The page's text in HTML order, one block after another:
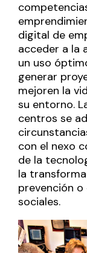
digital de
acceder a la
un uso
generar
mejoren la
su entorno.
centros se
con el nexo
de la
la
prevención
sociales.